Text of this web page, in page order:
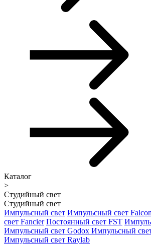
Каталог
>
Студийный свет
Студийный свет
Импульсный свет Импульсный свет
свет Fancier Постоянный свет FST
Импульсный свет Godox Импульсный
Импульсный свет Raylab